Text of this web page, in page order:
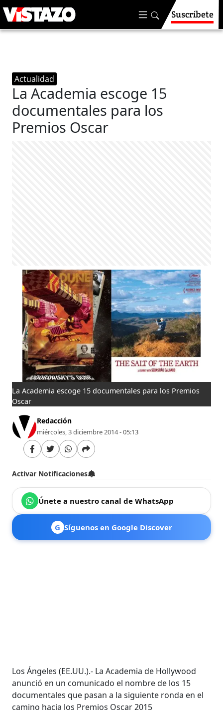
Suscríbete
Actualidad
La Academia escoge 15
documentales para los
Premios Oscar
La Academia escoge 15 documentales para los Premios
Oscar
Redacción
miércoles, 3 diciembre 2014 - 05:13
Activar Notificaciones
Únete a nuestro canal de WhatsApp
G Síguenos en Google Discover
Los Ángeles (EE.UU.).- La Academia de Hollywood
anunció en un comunicado el nombre de los 15
documentales que pasan a la siguiente ronda en el
camino hacia los Premios Oscar 2015